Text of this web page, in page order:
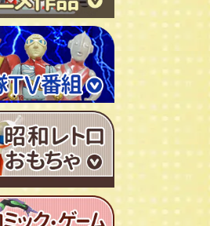
代
代
代
年代